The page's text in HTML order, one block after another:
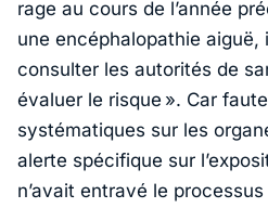
rage au cours de l’année
une encéphalopathie
consulter les autorités de
évaluer le risque ». Car
systématiques sur les
alerte spécifique sur
n’avait entravé le